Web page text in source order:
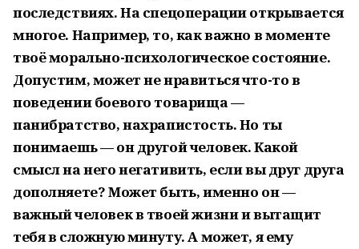
последствиях. На спецоперации открывается
многое. Например, то, как важно в моменте
твоё морально-психологическое состояние.
Допустим, может не нравиться что-то в
поведении боевого товарища —
панибратство, нахрапистость. Но ты
понимаешь — он другой человек. Какой
смысл на него негативить, если вы друг друга
дополняете? Может быть, именно он —
важный человек в твоей жизни и вытащит
тебя в сложную минуту. А может, я ему